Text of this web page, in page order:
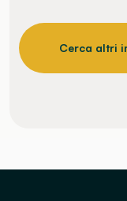
Cerca altri